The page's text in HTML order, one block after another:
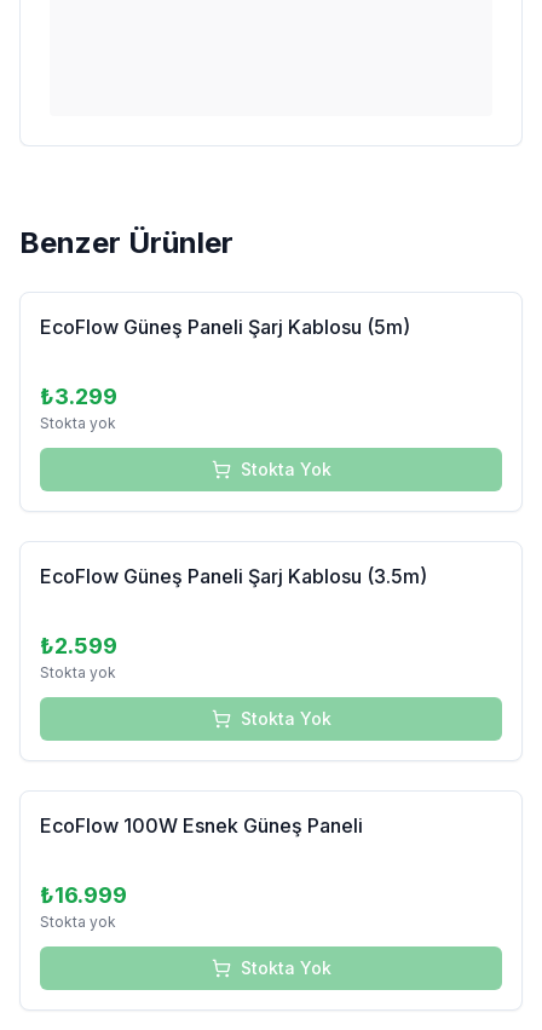
Benzer Ürünler
EcoFlow Güneş Paneli Şarj Kablosu (5m)
₺3.299
Stokta yok
Stokta Yok
EcoFlow Güneş Paneli Şarj Kablosu (3.5m)
₺2.599
Stokta yok
Stokta Yok
EcoFlow 100W Esnek Güneş Paneli
₺16.999
Stokta yok
Stokta Yok